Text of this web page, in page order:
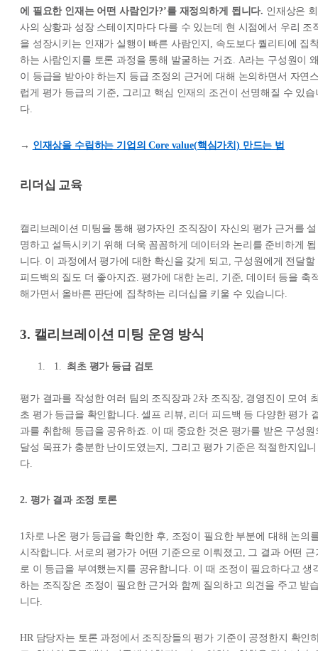
에 필요한 인재는 어떤 사람인가?’를 재정의하게 됩니다. 인재상은 회
사의 상황과 성장 스테이지마다 다를 수 있는데 현 시점에서 우리 조
을 성장시키는 인재가 실행이 빠른 사람인지, 속도보다 퀄리티에 집
하는 사람인지를 토론 과정을 통해 발굴하는 거죠. A라는 구성원이
이 등급을 받아야 하는지 등급 조정의 근거에 대해 논의하면서 자연
럽게 평가 등급의 기준, 그리고 핵심 인재의 조건이 선명해질 수 있습
다.
→ 인재상을 수립하는 기업의 Core value(핵심가치) 만드는 법
리더십 교육
캘리브레이션 미팅을 통해 평가자인 조직장이 자신의 평가 근거를 설
명하고 설득시키기 위해 더욱 꼼꼼하게 데이터와 논리를 준비하게 됩
니다. 이 과정에서 평가에 대한 확신을 갖게 되고, 구성원에게 전달할
피드백의 질도 더 좋아지죠. 평가에 대한 논리, 기준, 데이터 등을 축
해가면서 올바른 판단에 집착하는 리더십을 키울 수 있습니다.
3. 캘리브레이션 미팅 운영 방식
최초 평가 등급 검토
평가 결과를 작성한 여러 팀의 조직장과 2차 조직장, 경영진이 모여
초 평가 등급을 확인합니다. 셀프 리뷰, 리더 피드백 등 다양한 평가
과를 취합해 등급을 공유하죠. 이 때 중요한 것은 평가를 받은 구성원
달성 목표가 충분한 난이도였는지, 그리고 평가 기준은 적절한지입니
다.
2. 평가 결과 조정 토론
1차로 나온 평가 등급을 확인한 후, 조정이 필요한 부분에 대해 논의
시작합니다. 서로의 평가가 어떤 기준으로 이뤄졌고, 그 결과 어떤 근
로 이 등급을 부여했는지를 공유합니다. 이 때 조정이 필요하다고 생
하는 조직장은 조정이 필요한 근거와 함께 질의하고 의견을 주고 받
니다.
HR 담당자는 토론 과정에서 조직장들의 평가 기준이 공정한지 확인